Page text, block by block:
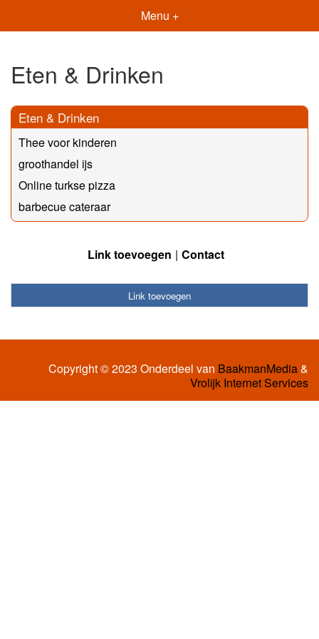
Menu +
Eten & Drinken
Eten & Drinken
Thee voor kinderen
groothandel ijs
Online turkse pizza
barbecue cateraar
Link toevoegen Contact
Link toevoegen
Copyright © 2023 Onderdeel van BaakmanMedia&
Vrolijk Internet Services